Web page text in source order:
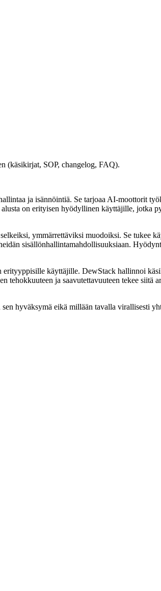
(käsikirjat, SOP, changelog, FAQ).
ja isännöintiä. Se tarjoaa AI-moottorit
on erityisen hyödyllinen käyttäjille, jotka
ymmärrettäviksi muodoiksi. Se tukee
sisällönhallintamahdollisuuksiaan.
käyttäjille. DewStack hallinnoi
ja saavutettavuuteen tekee siitä
hyväksymä eikä millään tavalla virallisesti